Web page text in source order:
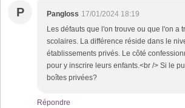
P Pangloss 17/01/2024 18:19
Les défauts que l'on trouve ou que l'on a
scolaires. La différence réside dans le
établissements privés. Le côté
pour y inscrire leurs enfants.<br /> Si le
boîtes privées?
Répondre